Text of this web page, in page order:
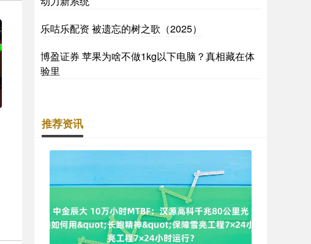
乐咕乐配资 被遗忘的树之歌（2025）
博盈证券 苹果为啥不做1kg以下电脑？真相藏在体
验里
推荐资讯